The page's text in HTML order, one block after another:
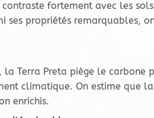
fortement avec les
ses propriétés remarquables,
la Terra Preta piège le carbone
climatique. On estime que
enrichis.